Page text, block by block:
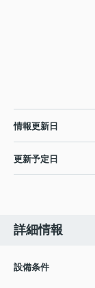
情報更新日
更新予定日
詳細情報
設備条件